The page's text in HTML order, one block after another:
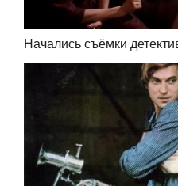
Начались съёмки